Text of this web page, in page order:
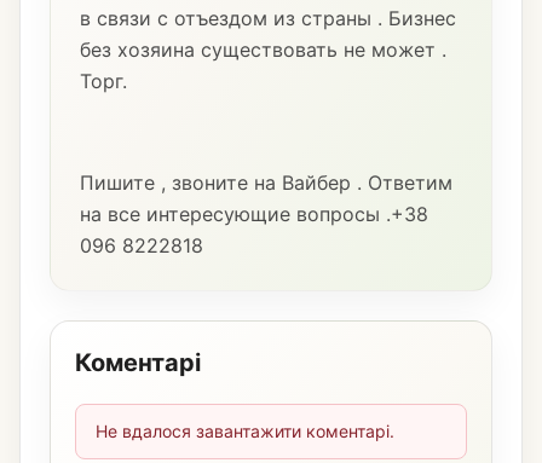
в связи с отъездом из страны . Бизнес
без хозяина существовать не может .
Торг.
Пишите , звоните на Вайбер . Ответим
на все интересующие вопросы .+38
096 8222818
Коментарі
Не вдалося завантажити коментарі.